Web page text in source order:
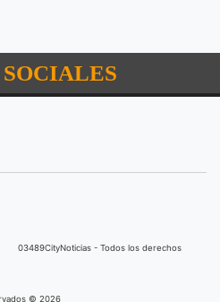
03489CityNoticias - Todos los derechos
© 2026